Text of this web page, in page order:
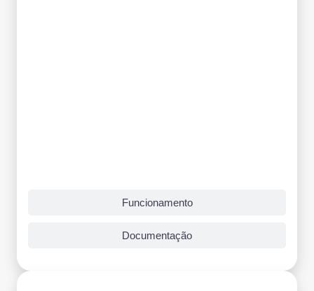
Funcionamento
Documentação